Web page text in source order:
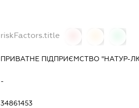
riskFactors.title
ПРИВАТНЕ ПІДПРИЄМСТВО "НАТУР-
-
34861453